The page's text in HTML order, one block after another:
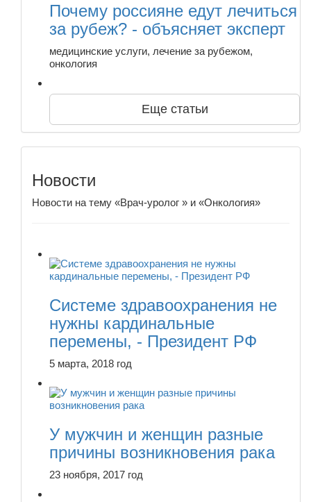
Почему россияне едут лечиться
за рубеж? - объясняет эксперт
медицинские услуги, лечение за рубежом,
онкология
Еще статьи
Новости
Новости на тему «Врач-уролог » и «Онкология»
Системе здравоохранения не
нужны кардинальные
перемены, - Президент РФ
5 марта, 2018 год
У мужчин и женщин разные
причины возникновения рака
23 ноября, 2017 год